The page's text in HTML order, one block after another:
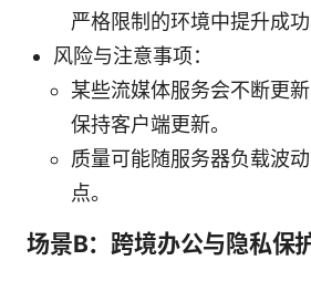
严格限制的环境中提升成功
风险与注意事项：
某些流媒体服务会不断更
保持客户端更新。
质量可能随服务器负载波
点。
场景B：跨境办公与隐私保